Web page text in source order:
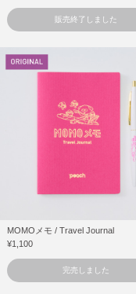
販売終了しました
MOMOメモ / Travel Journal
¥1,100
完売しました